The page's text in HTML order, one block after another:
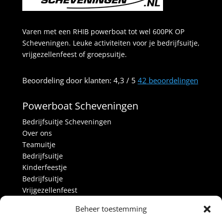
Beheer toestemming
Varen met een RHIB powerboat tot wel 600PK OP
Scheveningen. Leuke activiteiten voor je bedrijfsuitje,
vrijgezellenfeest of groepsuitje.
Beoordeling door klanten: 4,3 / 5 42 beoordelingen
Powerboat Scheveningen
Bedrijfsuitje Scheveningen
Over ons
Teamuitje
Bedrijfsuitje
Kinderfeestje
Bedrijfsuitje
Vrijgezellenfeest